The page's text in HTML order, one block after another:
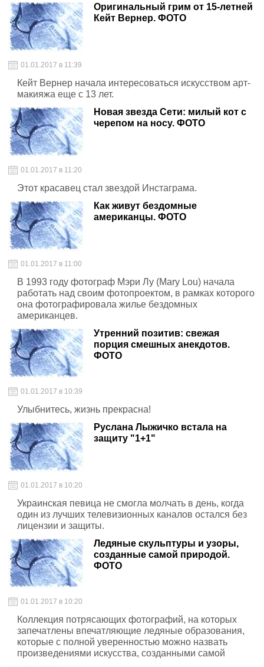
Оригинальный грим от 15-летней
Кейт Вернер. ФОТО
01.01.2017 в 11:39
Кейт Вернер начала интересоваться искусством арт-
макияжа еще с 13 лет.
Новая звезда Сети: милый кот с
черепом на носу. ФОТО
01.01.2017 в 11:20
Этот красавец стал звездой Инстаграма.
Как живут бездомные
американцы. ФОТО
01.01.2017 в 11:00
В 1993 году фотограф Мэри Лу (Mary Lou) начала
работать над своим фотопроектом, в рамках которого
она фотографировала жилье бездомных
американцев.
Утренний позитив: свежая
порция смешных анекдотов.
ФОТО
01.01.2017 в 10:39
Улыбнитесь, жизнь прекрасна!
Руслана Лыжичко встала на
защиту "1+1"
01.01.2017 в 10:20
Украинская певица не смогла молчать в день, когда
один из лучших телевизионных каналов остался без
лицензии и защиты.
Ледяные скульптуры и узоры,
созданные самой природой.
ФОТО
01.01.2017 в 10:20
Коллекция потрясающих фотографий, на которых
запечатлены впечатляющие ледяные образования,
которые с полной уверенностью можно назвать
произведениями искусства, созданными самой